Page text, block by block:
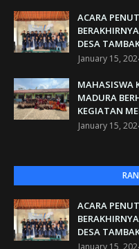
ACARA
DESA
January 15,
MAHASISWA
MADURA
KEGIATAN
January 15,
ACARA
DESA
January 15,